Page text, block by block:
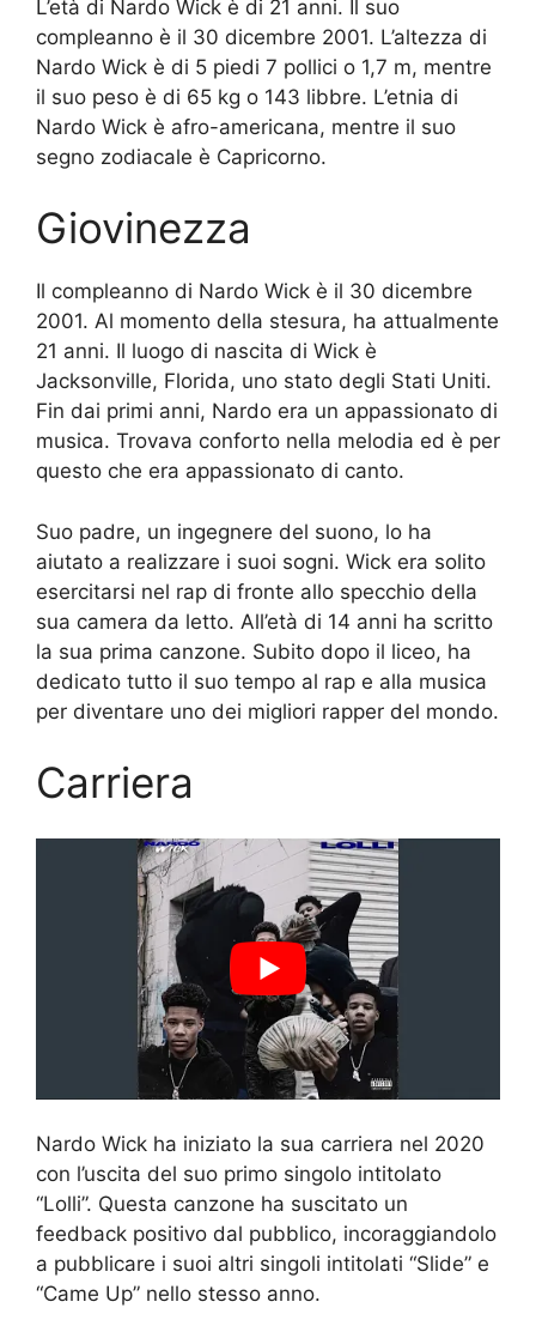
L’età di Nardo Wick è di 21 anni. Il suo
compleanno è il 30 dicembre 2001. L’altezza di
Nardo Wick è di 5 piedi 7 pollici o 1,7 m, mentre
il suo peso è di 65 kg o 143 libbre. L’etnia di
Nardo Wick è afro-americana, mentre il suo
segno zodiacale è Capricorno.
Giovinezza
Il compleanno di Nardo Wick è il 30 dicembre
2001. Al momento della stesura, ha attualmente
21 anni. Il luogo di nascita di Wick è
Jacksonville, Florida, uno stato degli Stati Uniti.
Fin dai primi anni, Nardo era un appassionato di
musica. Trovava conforto nella melodia ed è per
questo che era appassionato di canto.
Suo padre, un ingegnere del suono, lo ha
aiutato a realizzare i suoi sogni. Wick era solito
esercitarsi nel rap di fronte allo specchio della
sua camera da letto. All’età di 14 anni ha scritto
la sua prima canzone. Subito dopo il liceo, ha
dedicato tutto il suo tempo al rap e alla musica
per diventare uno dei migliori rapper del mondo.
Carriera
Nardo Wick ha iniziato la sua carriera nel 2020
con l’uscita del suo primo singolo intitolato
“Lolli”. Questa canzone ha suscitato un
feedback positivo dal pubblico, incoraggiandolo
a pubblicare i suoi altri singoli intitolati “Slide” e
“Came Up” nello stesso anno.